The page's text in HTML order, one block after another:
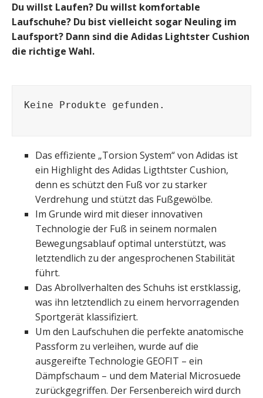
Du willst Laufen? Du willst komfortable
Laufschuhe? Du bist vielleicht sogar Neuling im
Laufsport? Dann sind die Adidas Lightster Cushion
die richtige Wahl.
Keine Produkte gefunden.
Das effiziente „Torsion System“ von Adidas ist
ein Highlight des Adidas Ligthtster Cushion,
denn es schützt den Fuß vor zu starker
Verdrehung und stützt das Fußgewölbe.
Im Grunde wird mit dieser innovativen
Technologie der Fuß in seinem normalen
Bewegungsablauf optimal unterstützt, was
letztendlich zu der angesprochenen Stabilität
führt.
Das Abrollverhalten des Schuhs ist erstklassig,
was ihn letztendlich zu einem hervorragenden
Sportgerät klassifiziert.
Um den Laufschuhen die perfekte anatomische
Passform zu verleihen, wurde auf die
ausgereifte Technologie GEOFIT – ein
Dämpfschaum – und dem Material Microsuede
zurückgegriffen. Der Fersenbereich wird durch